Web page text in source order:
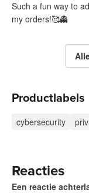
Such a fun way to
my orders!🥰👻
Productlabels
cybersecurity
Reacties
Een reactie